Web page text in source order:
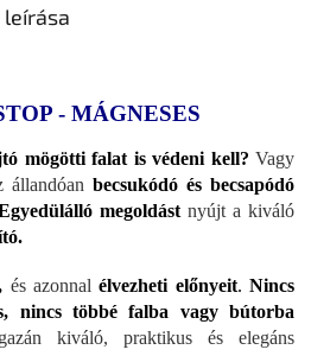
- MÁGNESES
mögötti falat is védeni kell? Vagy
állandóan becsukódó és becsapódó
megoldást nyújt a kiváló
és azonnalélvezheti előnyeit.Nincs
nincs többé falba vagy bútorba
kiváló, praktikus és elegáns